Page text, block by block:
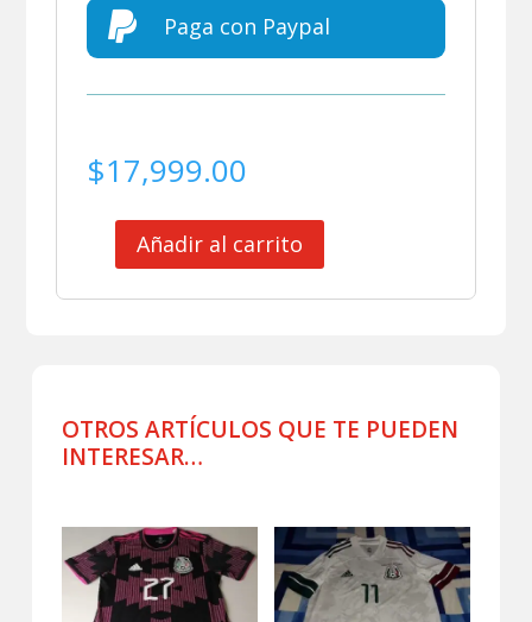
 Paga con Paypal
$17,999.00
SELECCION
ELIMINATORIAS
2022
Añadir al carrito
OTROS ARTÍCULOS QUE TE PUEDEN
INTERESAR…